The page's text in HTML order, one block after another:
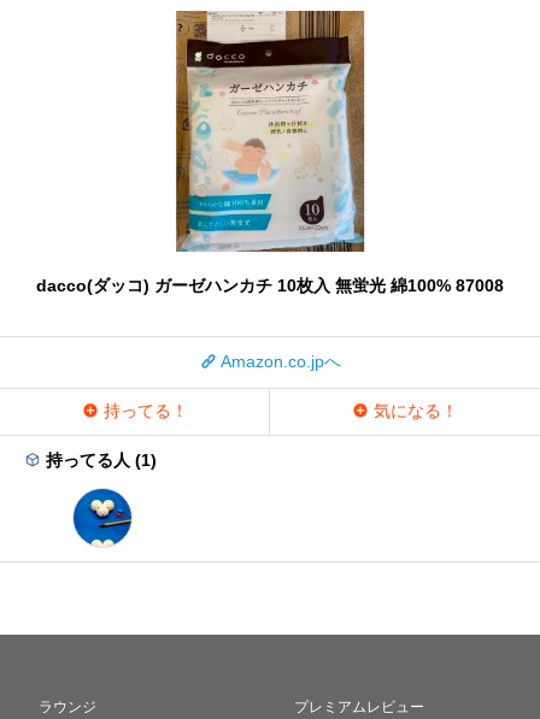
dacco(ダッコ) ガーゼハンカチ 10枚入 無蛍光 綿100% 87008
Amazon.co.jpへ
持ってる！ 気になる！
持ってる人 (1)
ラウンジ プレミアムレビュー